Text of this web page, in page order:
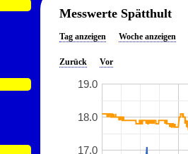
Messwerte Spätthult
Tag anzeigen Woche anzeigen
Zurück Vor
17.0
18.0
19.0